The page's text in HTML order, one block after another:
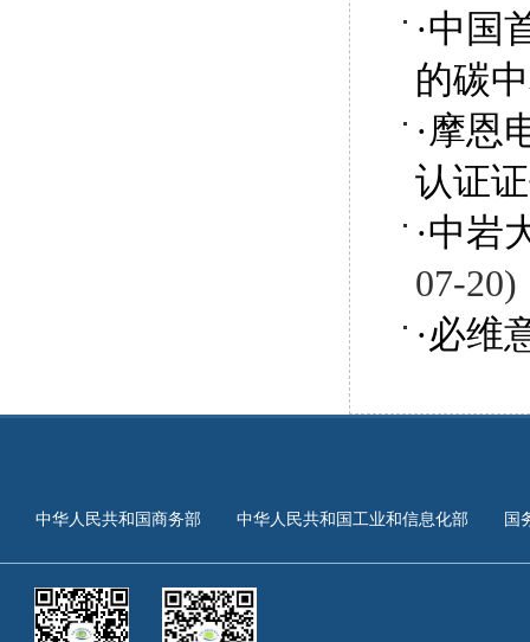
·中国
的碳
·摩恩
认证
·中岩
07-20)
·必维
中华人民共和国商务部 中华人民共和国工业和信息化部 国